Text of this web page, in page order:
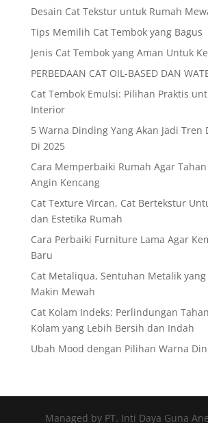
Desain Cat Tekstur untuk Rumah
Tips Memilih Cat Tembok yang Bagus
Jenis Cat Tembok yang Aman Untuk
PERBEDAAN CAT OIL-BASED DAN
Cat Tembok Emulsi: Pilihan Praktis
Interior
5 Warna Dinding Yang Akan Jadi
Di 2025
Cara Memperbaiki Rumah Agar
Angin Kencang
Cat Texture Vircan, Cat Bertekstur
dan Estetika Rumah
Cara Perbaiki Furniture Lama Agar
Baru
Cat Metaliqua, Sentuhan Metalik
Makin Mewah
Cat Kolam Indeks: Perlindungan
Kolam yang Lebih Bersih dan Indah
Ubah Mood dengan Pilihan Warna
Managed by PT. Inti Daya Guna